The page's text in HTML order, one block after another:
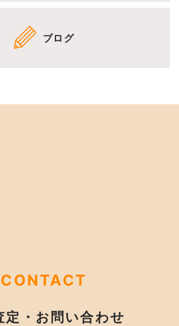
ブログ
CONTACT
定・お問い合わせ